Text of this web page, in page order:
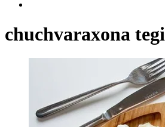
chuchvaraxona tegi